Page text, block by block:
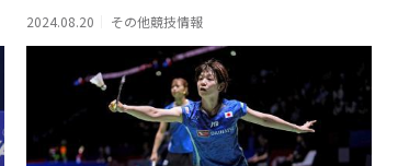
2024.08.20 その他競技情報